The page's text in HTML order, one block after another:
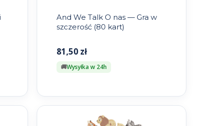
And We Talk O nas — Gra w
szczerość (80 kart)
81,50 zł
Wysyłka w 24h